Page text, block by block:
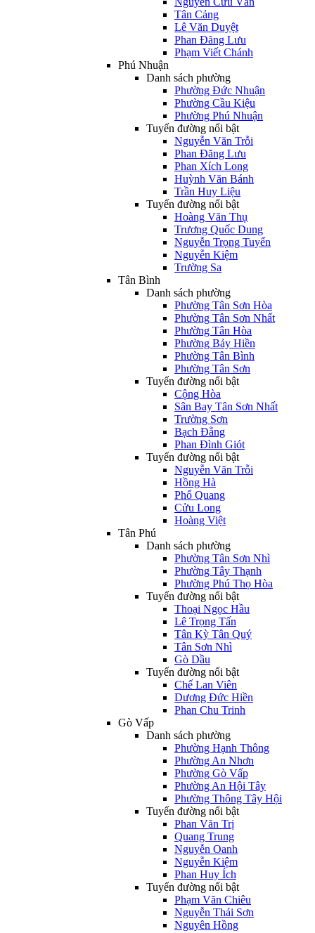
Tân Cảng
Lê Văn Duyệt
Phan Đăng Lưu
Phạm Viết Chánh
Phú Nhuận
Danh sách phường
Phường Đức Nhuận
Phường Cầu Kiệu
Phường Phú Nhuận
Tuyến đường nổi bật
Nguyễn Văn Trỗi
Phan Đăng Lưu
Phan Xích Long
Huỳnh Văn Bánh
Trần Huy Liệu
Tuyến đường nổi bật
Hoàng Văn Thụ
Trương Quốc Dung
Nguyễn Trọng Tuyển
Nguyễn Kiệm
Trường Sa
Tân Bình
Danh sách phường
Phường Tân Sơn Hòa
Phường Tân Sơn Nhất
Phường Tân Hòa
Phường Bảy Hiền
Phường Tân Bình
Phường Tân Sơn
Tuyến đường nổi bật
Cộng Hòa
Sân Bay Tân Sơn Nhất
Trường Sơn
Bạch Đằng
Phan Đình Giót
Tuyến đường nổi bật
Nguyễn Văn Trỗi
Hồng Hà
Phổ Quang
Cửu Long
Hoàng Việt
Tân Phú
Danh sách phường
Phường Tân Sơn Nhì
Phường Tây Thạnh
Phường Phú Thọ Hòa
Tuyến đường nổi bật
Thoại Ngọc Hầu
Lê Trọng Tấn
Tân Kỳ Tân Quý
Tân Sơn Nhì
Gò Dầu
Tuyến đường nổi bật
Chế Lan Viên
Dương Đức Hiền
Phan Chu Trinh
Gò Vấp
Danh sách phường
Phường Hạnh Thông
Phường An Nhơn
Phường Gò Vấp
Phường An Hội Tây
Phường Thông Tây Hội
Tuyến đường nổi bật
Phan Văn Trị
Quang Trung
Nguyễn Oanh
Nguyễn Kiệm
Phan Huy Ích
Tuyến đường nổi bật
Phạm Văn Chiêu
Nguyễn Thái Sơn
Nguyên Hồng